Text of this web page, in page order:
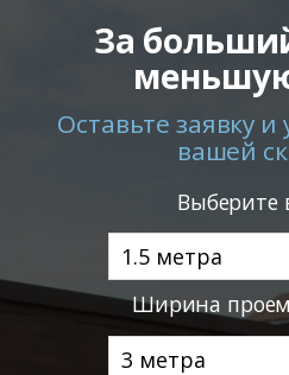
За
Оставьте заявку
вашей
Выберите
Ширина